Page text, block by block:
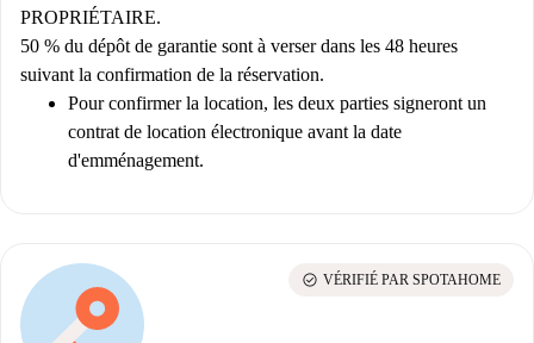
PROPRIÉTAIRE.
50 % du dépôt de garantie sont à verser dans les 48 heures
suivant la confirmation de la réservation.
Pour confirmer la location, les deux parties signeront un
contrat de location électronique avant la date
d'emménagement.
check_circle VÉRIFIÉ PAR SPOTAHOME